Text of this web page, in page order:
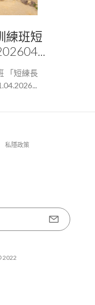
練班短
「短練長
私隱政策
2022